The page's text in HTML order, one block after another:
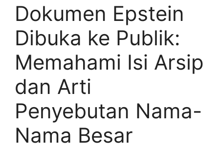
Dokumen Epstein
Dibuka ke Publik:
Memahami Isi Arsip
dan Arti
Penyebutan Nama-
Nama Besar